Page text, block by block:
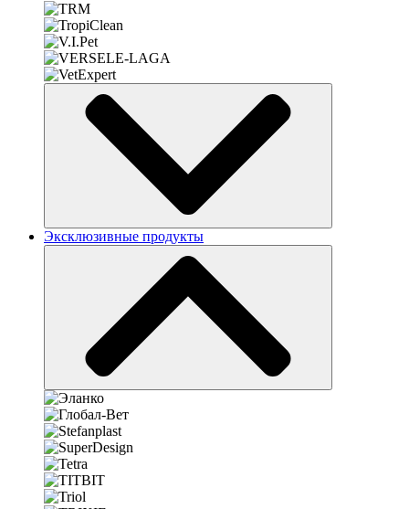
Эксклюзивные продукты